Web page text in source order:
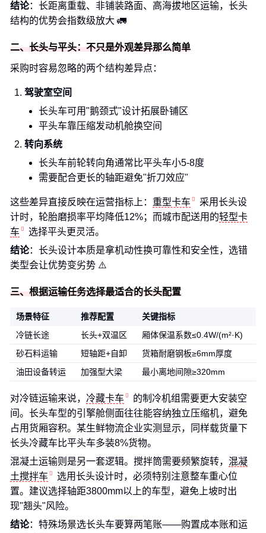
结论：长距离重载、非铺装路面、高海拔地区运输，长头
结构的优势会指数级放大 🚛
二、长头与平头：不只是外观差异那么简单
采购时容易忽略的两个结构差异点：
驾驶室空间
长头车可用"鹅颈式"设计拓展卧铺区
平头车靠压缩发动机舱换空间
转向系统
长头车前轮转向角通常比平头车小5-8度
需要配合更长的轴距避免"折刀效应"
这些差异直接反映在运营指标上： 重型卡车
采用长头设
计时，轮胎磨损率平均降低12%；而城市配送用的轻型卡
车
选择平头更灵活。
结论：长头设计本质是拿机动性换可靠性和安全性，选错
类型会让优势变劣势 ⚠️
三、根据运输任务选择最适合的长头配置
场景特征 推荐配置
关键指标
冷链长途
长头+双温区
厢体保温系数≤0.4W/(m²·K)
砂石料运输
短轴距+自卸
货箱耐磨钢板≥6mm厚度
油田设备转运
加强型大梁 最小离地间隙≥320mm
对冷链运输来说， 冷藏卡车
的制冷机组需要更大安装空
间。长头车型的引擎舱侧面往往能容纳独立压缩机，避免
占用货厢容积。某生鲜物流企业实测显示，同样载货量下
长头冷藏车比平头车多装8%货物。
混凝土运输则是另一套逻辑。搅拌筒需要频繁旋转， 混凝
土搅拌车
选用长头设计时，必须特别注意整车重心位
置。建议选择轴距3800mm以上的车型，避免上坡时出
现"翘头"风险。
结论：特殊场景选长头车要算两笔账——购置成本账和运